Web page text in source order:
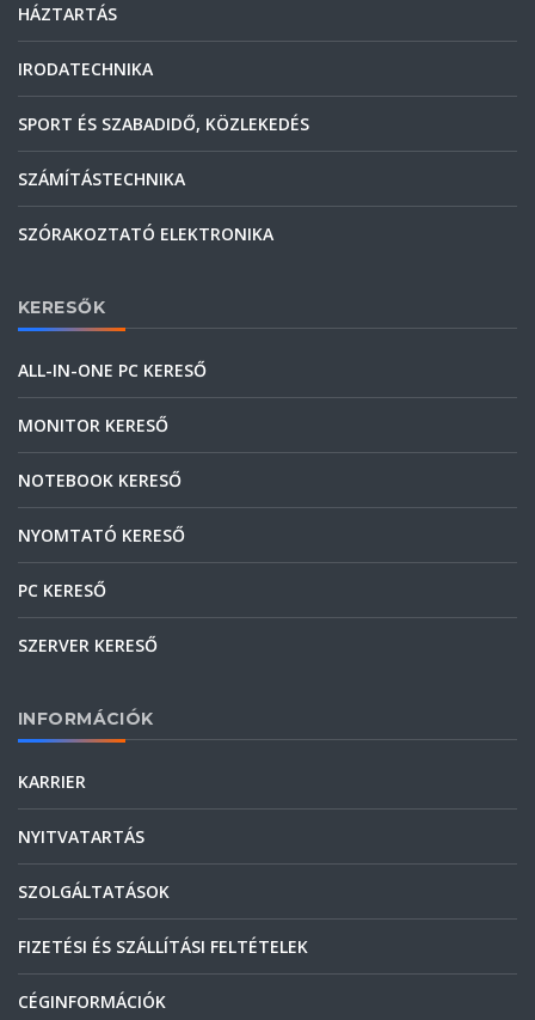
HÁZTARTÁS
IRODATECHNIKA
SPORT ÉS SZABADIDŐ, KÖZLEKEDÉS
SZÁMÍTÁSTECHNIKA
SZÓRAKOZTATÓ ELEKTRONIKA
KERESŐK
ALL-IN-ONE PC KERESŐ
MONITOR KERESŐ
NOTEBOOK KERESŐ
NYOMTATÓ KERESŐ
PC KERESŐ
SZERVER KERESŐ
INFORMÁCIÓK
KARRIER
NYITVATARTÁS
SZOLGÁLTATÁSOK
FIZETÉSI ÉS SZÁLLÍTÁSI FELTÉTELEK
CÉGINFORMÁCIÓK